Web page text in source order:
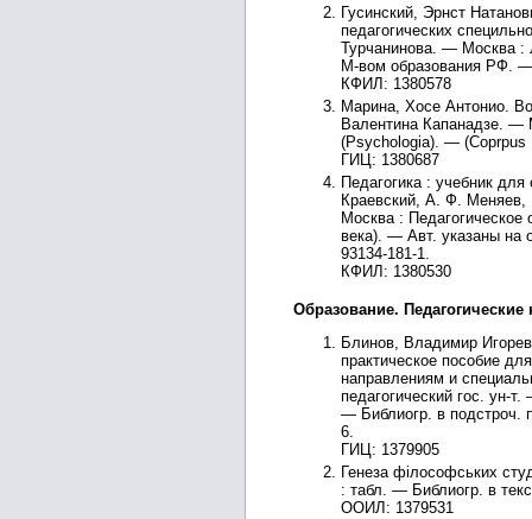
Гусинский, Эрнст
педагогических
Турчанинова. — Москва
М-вом образования РФ.
КФИЛ: 1380578
Марина, Хосе Антонио.
Валентина Капанадзе.
(Psychologia). — (Coprpus
ГИЦ: 1380687
Педагогика : учебник
Краевский, А. Ф.
Москва :
века). — Авт. указаны на
93134-181-1.
КФИЛ: 1380530
Образование.
Блинов, Владимир
практическое пособие
направлениям и
педагогический гос.
— Библиогр. в подстроч.
6.
ГИЦ: 1379905
Генеза фiлософських
: табл. — Библиогр. в
ООИЛ: 1379531